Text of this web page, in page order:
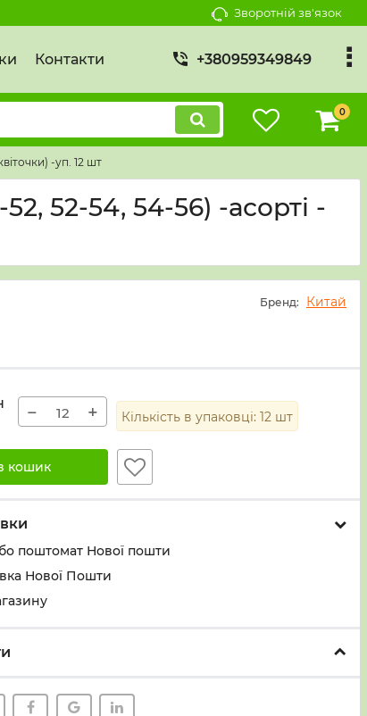
Зворотній зв'язок
Контакти +380959349849
0
-уп. 12 шт
52-54, 54-56) -асорті -
Бренд: Китай
− + Кількість в упаковці: 12 шт
кошик
поштомат Нової пошти
Нової Пошти